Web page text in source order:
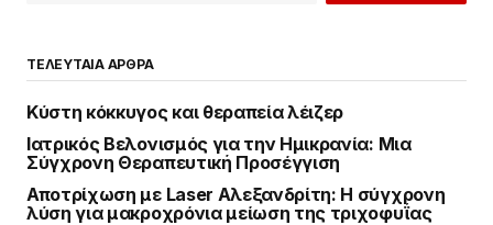
ΤΕΛΕΥΤΑΙΑ ΑΡΘΡΑ
Κύστη κόκκυγος και θεραπεία λέιζερ
Ιατρικός Βελονισμός για την Ημικρανία: Μια
Σύγχρονη Θεραπευτική Προσέγγιση
Αποτρίχωση με Laser Αλεξανδρίτη: Η σύγχρονη
λύση για μακροχρόνια μείωση της τριχοφυΐας